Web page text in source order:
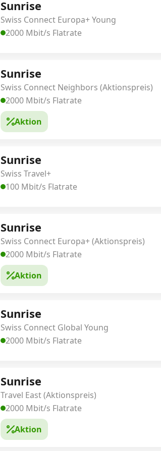
Sunrise
Swiss Connect Europa+ Young
2000 Mbit/s Flatrate
Sunrise
Swiss Connect Neighbors (Aktionspreis)
2000 Mbit/s Flatrate
Aktion
Sunrise
Swiss Travel+
100 Mbit/s Flatrate
Sunrise
Swiss Connect Europa+ (Aktionspreis)
2000 Mbit/s Flatrate
Aktion
Sunrise
Swiss Connect Global Young
2000 Mbit/s Flatrate
Sunrise
Travel East (Aktionspreis)
2000 Mbit/s Flatrate
Aktion